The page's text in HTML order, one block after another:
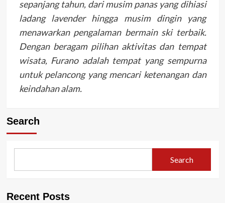
sepanjang tahun, dari musim panas yang dihiasi
ladang lavender hingga musim dingin yang
menawarkan pengalaman bermain ski terbaik.
Dengan beragam pilihan aktivitas dan tempat
wisata, Furano adalah tempat yang sempurna
untuk pelancong yang mencari ketenangan dan
keindahan alam.
Search
Search
Recent Posts